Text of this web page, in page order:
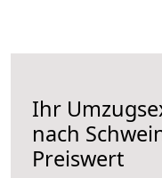
Ihr
nach
Preiswert